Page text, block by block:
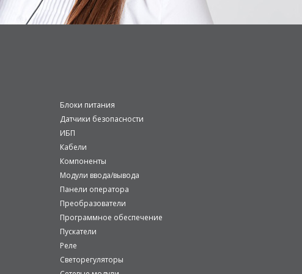
Блоки питания
Датчики безопасности
ИБП
Кабели
Компоненты
Модули ввода/вывода
Панели оператора
Преобразователи
Программное обеспечение
Пускатели
Реле
Светорегуляторы